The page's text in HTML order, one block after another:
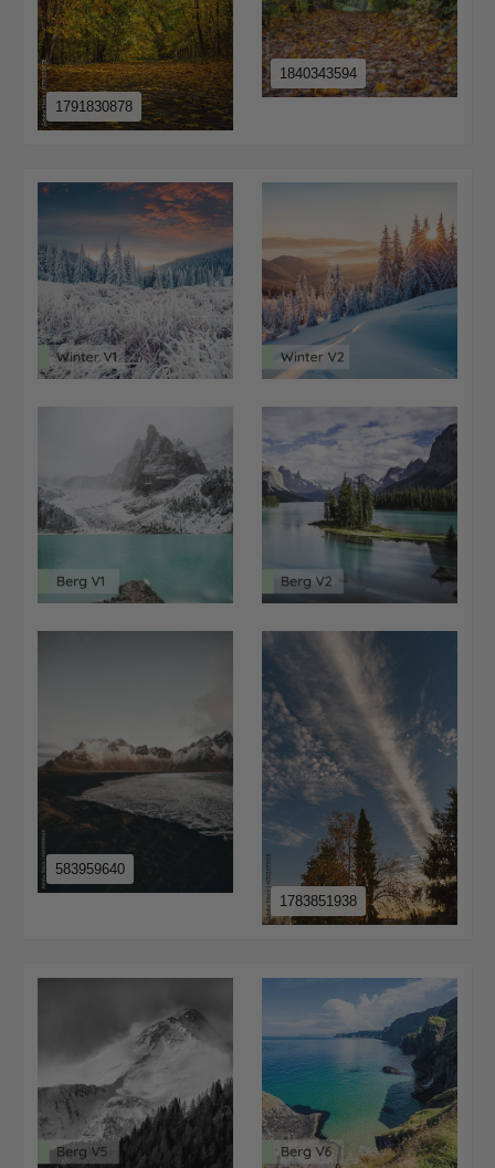
1791830878
1840343594
583959640
1783851938